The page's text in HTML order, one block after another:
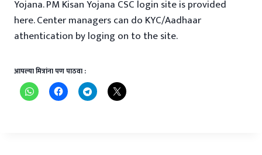
Yojana. PM Kisan Yojana CSC login site is provided
here. Center managers can do KYC/Aadhaar
athentication by loging on to the site.
आपल्या मित्रांना पण पाठवा :